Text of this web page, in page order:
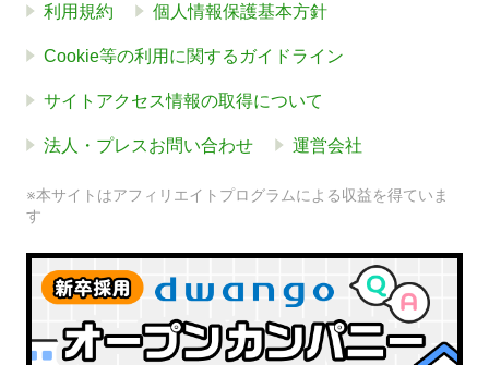
利用規約 個人情報保護基本方針
Cookie等の利用に関するガイドライン
サイトアクセス情報の取得について
法人・プレスお問い合わせ 運営会社
※本サイトはアフィリエイトプログラムによる収益を得ていま
す